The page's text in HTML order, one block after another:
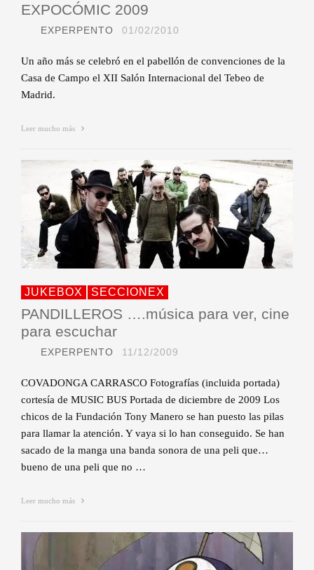
EXPOCÓMIC 2009
EXPERPENTO 01/02/2010
Un año más se celebró en el pabellón de convenciones de la
Casa de Campo el XII Salón Internacional del Tebeo de
Madrid.
Leer mucho más
JUKEBOX SECCIONEX
PANDILLEROS ….música para ver, cine
para escuchar
EXPERPENTO 11/12/2009
COVADONGA CARRASCO Fotografías (incluida portada)
cortesía de MUSIC BUS Portada de diciembre de 2009 Los
chicos de la Fundación Tony Manero se han puesto las pilas
para llamar la atención. Y vaya si lo han conseguido. Se han
sacado de la manga una banda sonora de una peli que…
bueno de una peli que no …
Leer mucho más